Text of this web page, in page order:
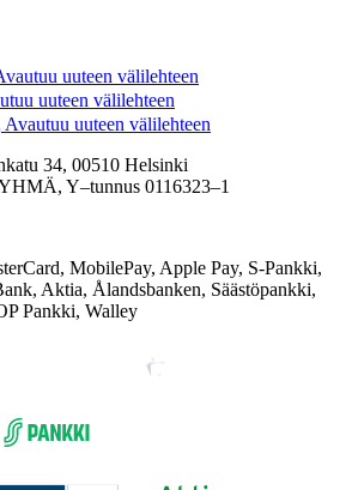
uuteen välilehteen
uuteen välilehteen
Avautuu uuteen välilehteen
34, 00510 Helsinki
Y–tunnus 0116323–1
MobilePay, Apple Pay, S-Pankki,
Aktia, Ålandsbanken, Säästöpankki,
Pankki, Walley